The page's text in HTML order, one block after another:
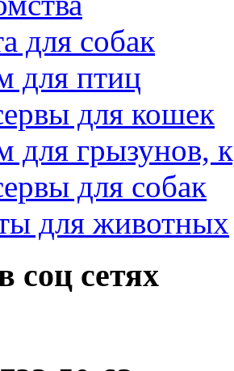
для собак
для птиц
для кошек
для грызунов,
для собак
для животных
соц сетях